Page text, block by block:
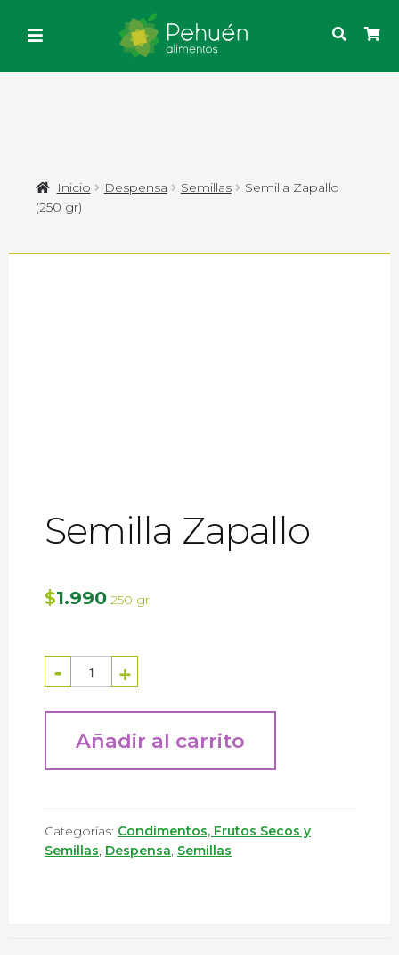
Inicio Despensa Semillas
Semilla Zapallo
(250 gr)
Semilla Zapallo
$1.990 250 gr
- Semilla
Zapallo
(250
cantidad
+
Añadir al carrito
Categorías: Condimentos, Frutos Secos y
Semillas Despensa Semillas